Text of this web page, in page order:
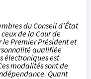
du Conseil d’État
de la Cour de
Premier Président et
qualifiée
électroniques est
modalités sont de
Quant